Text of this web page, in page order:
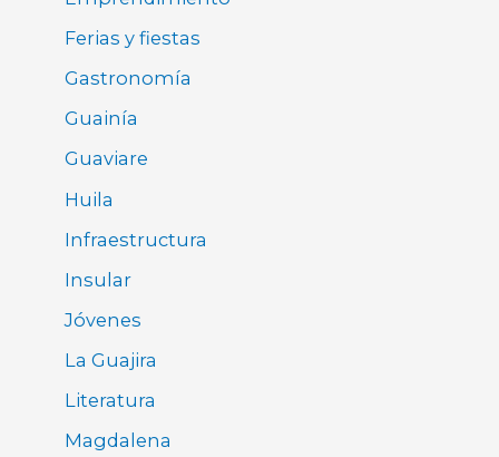
Ferias y fiestas
Gastronomía
Guainía
Guaviare
Huila
Infraestructura
Insular
Jóvenes
La Guajira
Literatura
Magdalena